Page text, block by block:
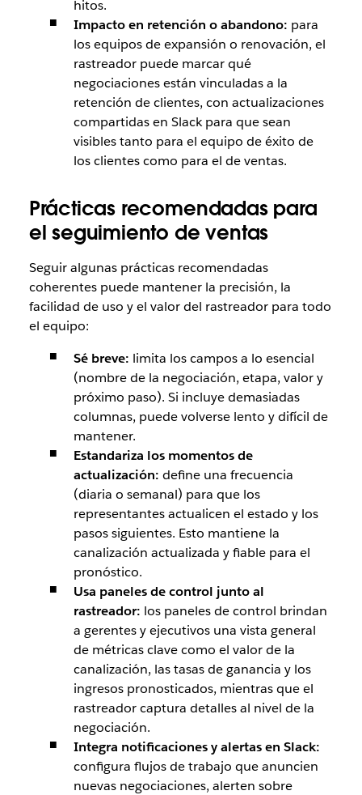
hitos.
Impacto en retención o abandono: para
los equipos de expansión o renovación, el
rastreador puede marcar qué
negociaciones están vinculadas a la
retención de clientes, con actualizaciones
compartidas en Slack para que sean
visibles tanto para el equipo de éxito de
los clientes como para el de ventas.
Prácticas recomendadas para
el seguimiento de ventas
Seguir algunas prácticas recomendadas
coherentes puede mantener la precisión, la
facilidad de uso y el valor del rastreador para todo
el equipo:
Sé breve: limita los campos a lo esencial
(nombre de la negociación, etapa, valor y
próximo paso). Si incluye demasiadas
columnas, puede volverse lento y difícil de
mantener.
Estandariza los momentos de
actualización: define una frecuencia
(diaria o semanal) para que los
representantes actualicen el estado y los
pasos siguientes. Esto mantiene la
canalización actualizada y fiable para el
pronóstico.
Usa paneles de control junto al
rastreador: los paneles de control brindan
a gerentes y ejecutivos una vista general
de métricas clave como el valor de la
canalización, las tasas de ganancia y los
ingresos pronosticados, mientras que el
rastreador captura detalles al nivel de la
negociación.
Integra notificaciones y alertas en Slack:
configura flujos de trabajo que anuncien
nuevas negociaciones, alerten sobre